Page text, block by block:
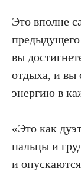
Это вполне
вы
отдыха, и вы
энергию в
«Это как
пальцы и
и